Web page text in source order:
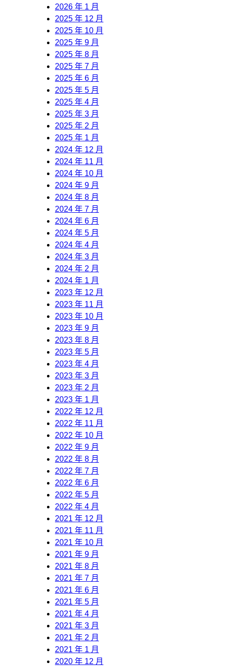
2026 年 1 月
2025 年 12 月
2025 年 10 月
2025 年 9 月
2025 年 8 月
2025 年 7 月
2025 年 6 月
2025 年 5 月
2025 年 4 月
2025 年 3 月
2025 年 2 月
2025 年 1 月
2024 年 12 月
2024 年 11 月
2024 年 10 月
2024 年 9 月
2024 年 8 月
2024 年 7 月
2024 年 6 月
2024 年 5 月
2024 年 4 月
2024 年 3 月
2024 年 2 月
2024 年 1 月
2023 年 12 月
2023 年 11 月
2023 年 10 月
2023 年 9 月
2023 年 8 月
2023 年 5 月
2023 年 4 月
2023 年 3 月
2023 年 2 月
2023 年 1 月
2022 年 12 月
2022 年 11 月
2022 年 10 月
2022 年 9 月
2022 年 8 月
2022 年 7 月
2022 年 6 月
2022 年 5 月
2022 年 4 月
2021 年 12 月
2021 年 11 月
2021 年 10 月
2021 年 9 月
2021 年 8 月
2021 年 7 月
2021 年 6 月
2021 年 5 月
2021 年 4 月
2021 年 3 月
2021 年 2 月
2021 年 1 月
2020 年 12 月